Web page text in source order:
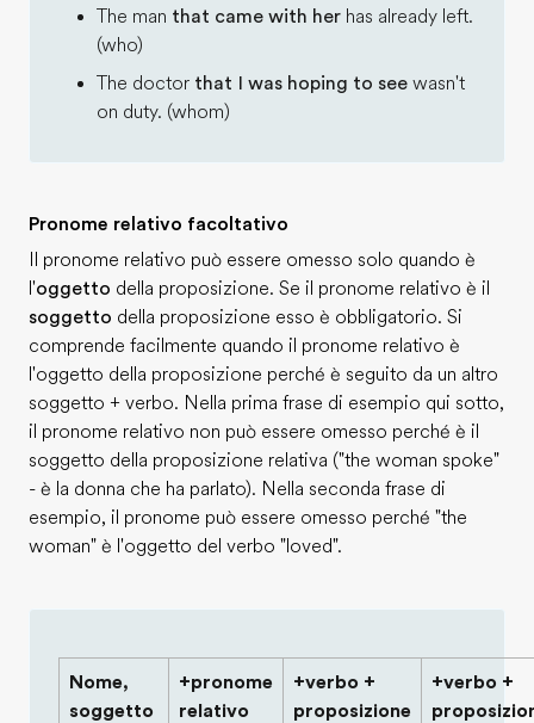
The man that came with her has already left.
(who)
The doctor that I was hoping to see wasn't
on duty. (whom)
Pronome relativo facoltativo
Il pronome relativo può essere omesso solo quando è
l'oggetto della proposizione. Se il pronome relativo è il
soggetto della proposizione esso è obbligatorio. Si
comprende facilmente quando il pronome relativo è
l'oggetto della proposizione perché è seguito da un altro
soggetto + verbo. Nella prima frase di esempio qui sotto,
il pronome relativo non può essere omesso perché è il
soggetto della proposizione relativa ("the woman spoke"
- è la donna che ha parlato). Nella seconda frase di
esempio, il pronome può essere omesso perché "the
woman" è l'oggetto del verbo "loved".
Nome,
soggetto
+pronome
relativo
+verbo +
proposizione
+verbo +